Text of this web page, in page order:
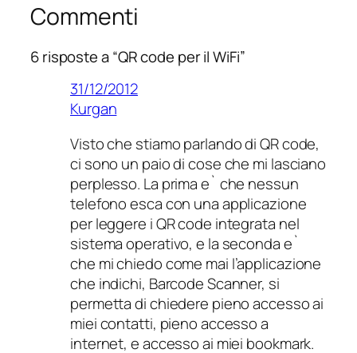
Commenti
6 risposte a “QR code per il WiFi”
31/12/2012
Kurgan
Visto che stiamo parlando di QR code,
ci sono un paio di cose che mi lasciano
perplesso. La prima e` che nessun
telefono esca con una applicazione
per leggere i QR code integrata nel
sistema operativo, e la seconda e`
che mi chiedo come mai l’applicazione
che indichi, Barcode Scanner, si
permetta di chiedere pieno accesso ai
miei contatti, pieno accesso a
internet, e accesso ai miei bookmark.